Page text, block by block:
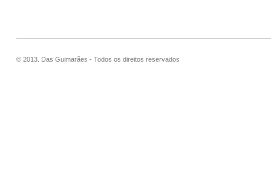
© 2013. Das Guimarães - Todos os direitos reservados